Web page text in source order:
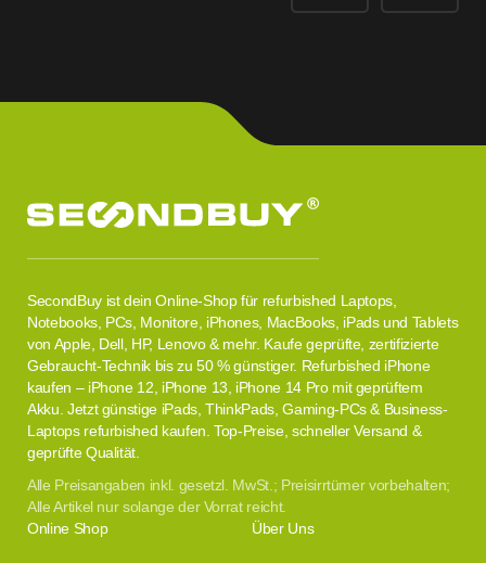
SecondBuy ist dein Online-Shop für refurbished Laptops,
Notebooks, PCs, Monitore, iPhones, MacBooks, iPads und Tablets
von Apple, Dell, HP, Lenovo & mehr. Kaufe geprüfte, zertifizierte
Gebraucht-Technik bis zu 50 % günstiger. Refurbished iPhone
kaufen – iPhone 12, iPhone 13, iPhone 14 Pro mit geprüftem
Akku. Jetzt günstige iPads, ThinkPads, Gaming-PCs & Business-
Laptops refurbished kaufen. Top-Preise, schneller Versand &
geprüfte Qualität.
Alle Preisangaben inkl. gesetzl. MwSt.; Preisirrtümer vorbehalten;
Alle Artikel nur solange der Vorrat reicht.
Online Shop Über Uns